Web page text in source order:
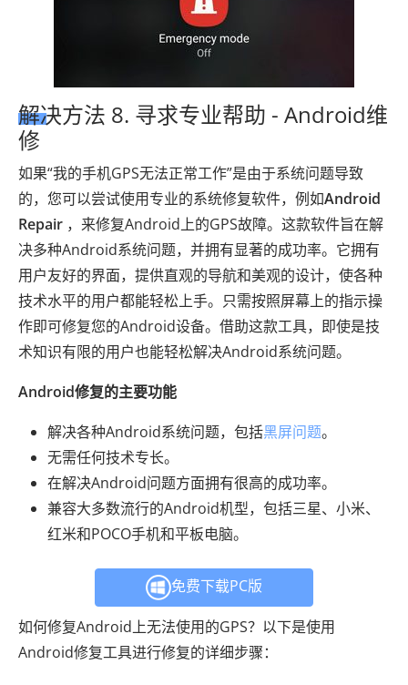
解决方法 8. 寻求专业帮助 - Android维
修
如果“我的手机GPS无法正常工作”是由于系统问题导致
的，您可以尝试使用专业的系统修复软件，例如Android
Repair ，来修复Android上的GPS故障。这款软件旨在解
决多种Android系统问题，并拥有显著的成功率。它拥有
用户友好的界面，提供直观的导航和美观的设计，使各种
技术水平的用户都能轻松上手。只需按照屏幕上的指示操
作即可修复您的Android设备。借助这款工具，即使是技
术知识有限的用户也能轻松解决Android系统问题。
Android修复的主要功能
解决各种Android系统问题，包括黑屏问题。
无需任何技术专长。
在解决Android问题方面拥有很高的成功率。
兼容大多数流行的Android机型，包括三星、小米、
红米和POCO手机和平板电脑。
免费下载PC版
如何修复Android上无法使用的GPS？以下是使用
Android修复工具进行修复的详细步骤：